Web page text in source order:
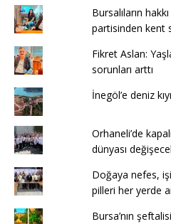
Bursalıların
partisinden kent
Fikret Aslan:
sorunları arttı
İnegöl’e deniz
Orhaneli’de
dünyası
Doğaya nefes,
pilleri her yerde
Bursa’nın